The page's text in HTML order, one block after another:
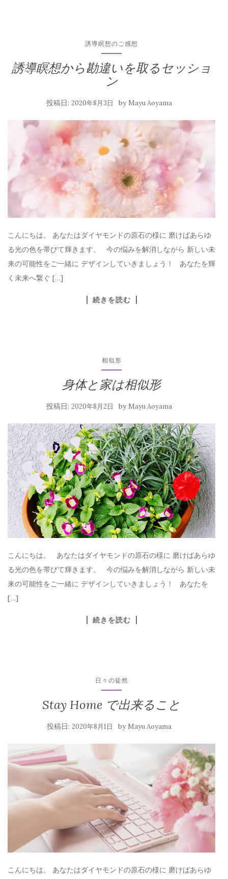
誘導瞑想のご感想
誘導瞑想から勘違いを取るセッショ
ン
投稿日: 2020年8月3日 by Mayu Aoyama
こんにちは。 あなたはダイヤモンドの原石の様に 磨けばあらゆ
る光の色を帯びて輝きます。 今の悩みを解消しながら 新しい未
来の可能性をご一緒に デザインしていきましょう！ あなたを輝
く未来へ繋ぐ […]
続きを読む
相似形
身体と家は相似形
投稿日: 2020年8月2日 by Mayu Aoyama
こんにちは。 あなたはダイヤモンドの原石の様に 磨けばあらゆ
る光の色を帯びて輝きます。 今の悩みを解消しながら 新しい未
来の可能性をご一緒に デザインしていきましょう！ あなたを
[…]
続きを読む
日々の徒然
Stay Home で出来ること
投稿日: 2020年8月1日 by Mayu Aoyama
こんにちは。 あなたはダイヤモンドの原石の様に 磨けばあらゆ